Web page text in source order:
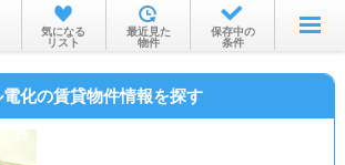
お部屋を探す
沿線・駅から
気になる
リスト
最近見た
物件
保存中の
条件
化の賃貸物件情報を探す